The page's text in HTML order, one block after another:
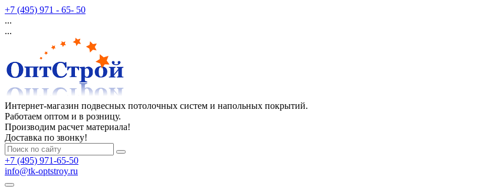
+7 (495) 971 - 65- 50
...
...
Интернет-магазин подвесных потолочных систем и напольных покрытий.
Работаем оптом и в розницу.
Производим расчет материала!
Доставка по звонку!
+7 (495) 971-65-50
info@tk-optstroy.ru